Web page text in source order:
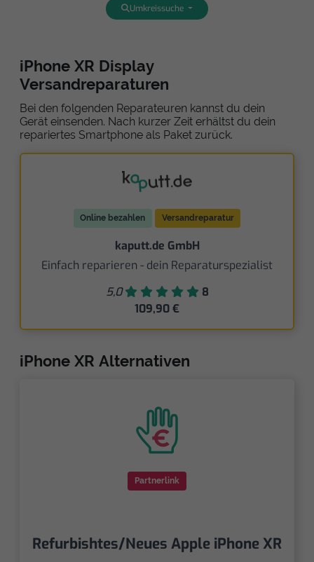
Umkreissuche
iPhone XR Display
Versandreparaturen
Bei den folgenden Reparateuren kannst du dein
Gerät einsenden. Nach kurzer Zeit erhältst du dein
repariertes Smartphone als Paket zurück.
Online bezahlen Versandreparatur
kaputt.de GmbH
Einfach reparieren - dein Reparaturspezialist
5,0
8
109,90 €
iPhone XR Alternativen
Partnerlink
Refurbishtes/Neues Apple iPhone XR